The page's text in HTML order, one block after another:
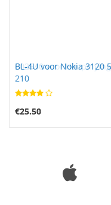
BL-4U voor Nokia 3120
210
€25.50